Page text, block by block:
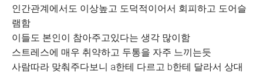
인간관계에서도 이상높고 도덕적이어서 회피하고 도어슬
램함
이들도 본인이 참아주고있다는 생각 많이함
스트레스에 매우 취약하고 두통을 자주 느끼는듯
사람따라 맞춰주다보니 a한테 다르고 b한테 달라서 상대